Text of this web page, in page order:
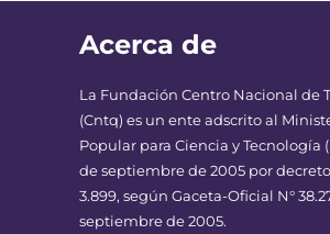
Acerca de
La Fundación Centro Nacional de
(Cntq) es un ente adscrito al
Popular para Ciencia y Tecnología
de septiembre de 2005 por
3.899, según Gaceta-Oficial N°
septiembre de 2005.